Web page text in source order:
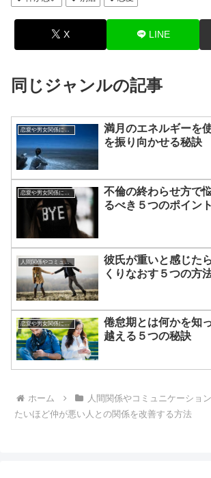
X LINE
同じジャンルの記事
恋愛や男女関係についてのあれこれ
満月のエネルギーを
を振り向かせる秘訣
恋愛や男女関係についてのあれこれ
不倫の終わらせ方で
るべき５つのポイント
人間関係やコミュニケーションの術
彼氏が重いと感じた
くりなおす５つの方
恋愛や男女関係についてのあれこれ
倦怠期とは何かを知
越える５つの秘訣
ホーム 人間関係やコミュニケーショ
たいほど仲が悪い人との関係を改善する方法